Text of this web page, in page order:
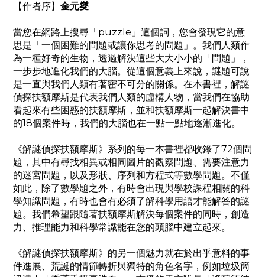
【作者序】 金元燮
當您在網路上搜尋「puzzle」這個詞，您會發現它的意
思是「一個困難的問題或讓你思考的問題」。我們人類作
為一種好奇的生物，透過解決這些大大小小的「問題」，
一步步地進化我們的大腦。從這個意義上來說，謎題可說
是一直與我們人類有著密不可分的關係。在本書裡，解謎
偵探扶額摩斯是代表我們人類的虛構人物，當我們在協助
看起來有些困惑的扶額摩斯，並和扶額摩斯一起解決書中
的18個案件時，我們的大腦也在一點一點地逐漸進化。
《解謎偵探扶額摩斯》系列的每一本書裡都收錄了72個問
題，其中有尋找相異或相同圖片的觀察問題、需要注意力
的迷宮問題，以及形狀、序列和方程式等數學問題。不僅
如此，除了數學題之外，有時會出現與學校課程相關的科
學知識問題，有時也會有必須了解科學用語才能解答的謎
題。我們希望跟隨著扶額摩斯解決每個案件的同時，創造
力、推理能力和科學常識能在您的頭腦中建立起來。
《解謎偵探扶額摩斯》的另一個魅力就在於出乎意料的事
件進展、荒誕的情節轉折與獨特的角色名字，例如垃圾簡